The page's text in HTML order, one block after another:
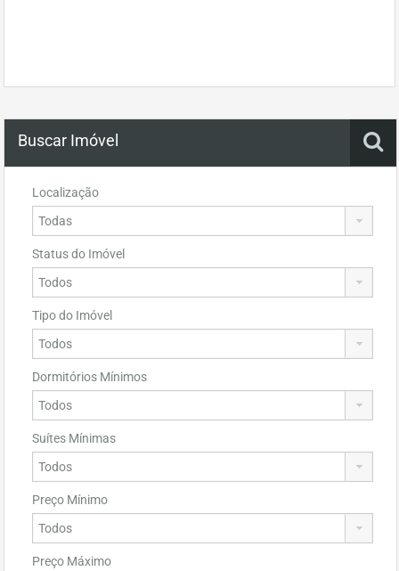
Buscar Imóvel
Localização
Status do Imóvel
Tipo do Imóvel
Dormitórios Mínimos
Suítes Mínimas
Preço Mínimo
Preço Máximo